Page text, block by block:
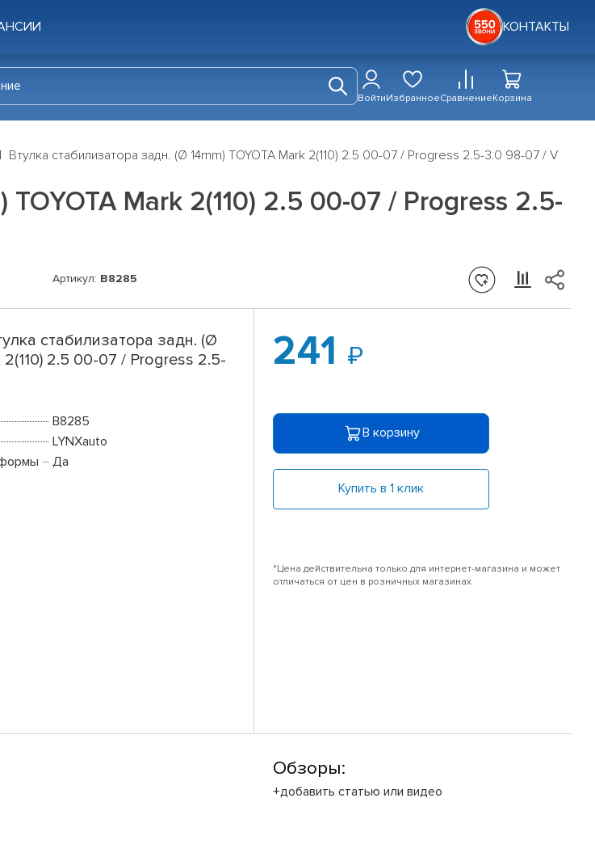
КОНТАКТЫ
ВойтиИзбранноеСравнениеКорзина
Втулка стабилизатора задн. (Ø 14mm) TOYOTA Mark 2(110) 2.5 00-07 / Progress 2.5-3.0 98-07 / V
Mark 2(110) 2.5 00-07 / Progress 2.5-
Артикул: B8285
стабилизатора задн. (Ø
2(110) 2.5 00-07 / Progress 2.5-
B8285
LYNXauto
Да
241
В корзину
Купить в 1 клик
*Цена действительна только для интернет-магазина и может
отличаться от цен в розничных магазинах
Обзоры:
+добавить статью или видео